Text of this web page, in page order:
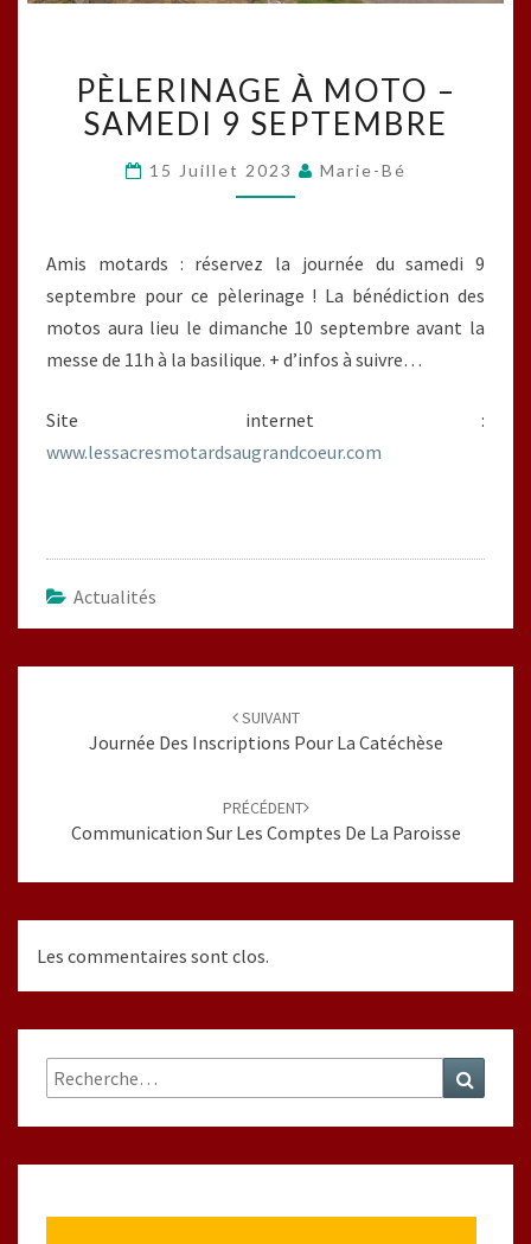
À
MOTO
–
SAMEDI
9
PÈLERINAGE À MOTO –
SAMEDI 9 SEPTEMBRE
15 Juillet 2023 Marie-Bé
Amis motards : réservez la journée du samedi 9
septembre pour ce pèlerinage ! La bénédiction des
motos aura lieu le dimanche 10 septembre avant la
messe de 11h à la basilique. + d’infos à suivre…
Site internet :
www.lessacresmotardsaugrandcoeur.com
Actualités
SUIVANT
Journée Des Inscriptions Pour La Catéchèse
PRÉCÉDENT
Communication Sur Les Comptes De La Paroisse
Les commentaires sont clos.
Rechercher :